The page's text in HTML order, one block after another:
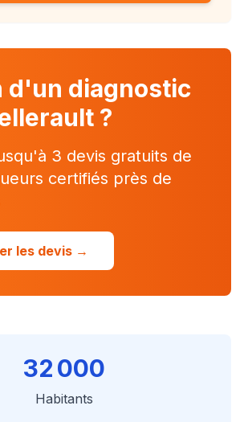
d'un diagnostic
?
3 devis gratuits de
certifiés près de
les devis →
32 000
Habitants